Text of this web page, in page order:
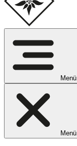
Menü
Menü